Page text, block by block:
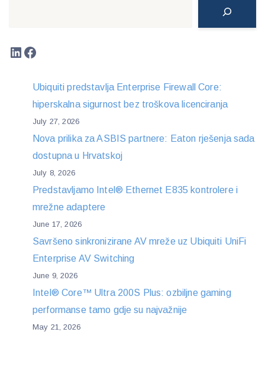
LinkedIn
Facebook
Ubiquiti predstavlja Enterprise Firewall Core:
hiperskalna sigurnost bez troškova licenciranja
July 27, 2026
Nova prilika za ASBIS partnere: Eaton rješenja sada
dostupna u Hrvatskoj
July 8, 2026
Predstavljamo Intel® Ethernet E835 kontrolere i
mrežne adaptere
June 17, 2026
Savršeno sinkronizirane AV mreže uz Ubiquiti UniFi
Enterprise AV Switching
June 9, 2026
Intel® Core™ Ultra 200S Plus: ozbiljne gaming
performanse tamo gdje su najvažnije
May 21, 2026